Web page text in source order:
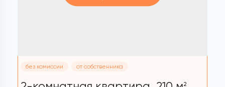
без комиссии от собственника
2